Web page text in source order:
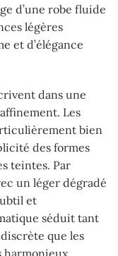
d’une robe fluide
légères
et d’élégance
dans une
Les
bien
des formes
teintes. Par
un léger dégradé
et
séduit tant
que les
harmonieux.